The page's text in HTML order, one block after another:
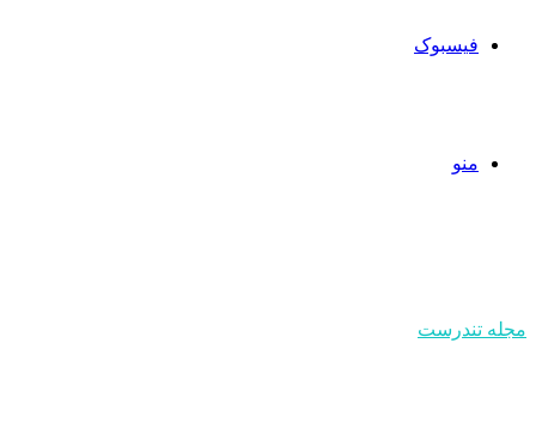
فیسبوک
منو
مجله تندرست